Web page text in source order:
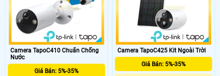
Camera TapoC410 Chuẩn Chống
Nước
Giá Bán: 5%-35%
Camera TapoC425 Kit Ngoài Trời
Giá Bán: 5%-35%